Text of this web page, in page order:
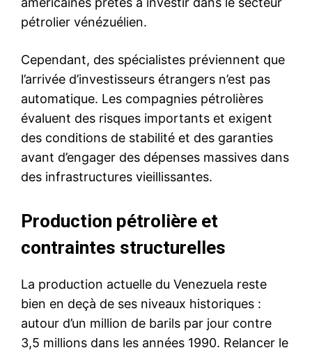
pétrolier vénézuélien.
Cependant, des spécialistes préviennent que
l’arrivée d’investisseurs étrangers n’est pas
automatique. Les compagnies pétrolières
évaluent des risques importants et exigent
des conditions de stabilité et des garanties
avant d’engager des dépenses massives dans
des infrastructures vieillissantes.
Production pétrolière et
contraintes structurelles
La production actuelle du Venezuela reste
bien en deçà de ses niveaux historiques :
autour d’un million de barils par jour contre
3,5 millions dans les années 1990. Relancer le